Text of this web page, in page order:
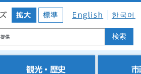
拡大 標準 English 한국어
検索
観光・歴史 市